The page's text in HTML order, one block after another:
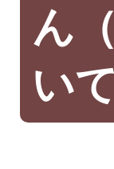
ん
いて